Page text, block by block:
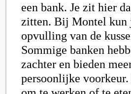
een bank. Je zit hier
zitten. Bij Montel kun
opvulling van de
Sommige banken
zachter en bieden
persoonlijke